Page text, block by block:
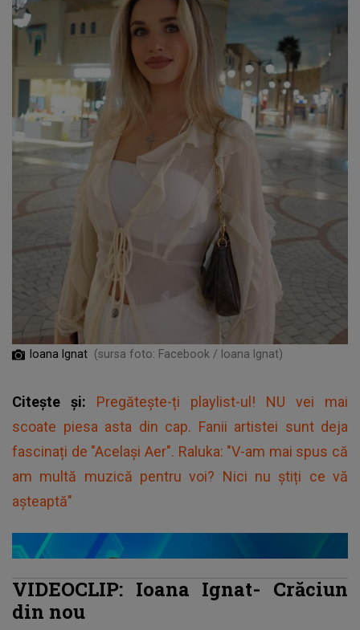
Ioana Ignat (sursa foto: Facebook / Ioana Ignat)
Citește și: Pregătește-ți playlist-ul! NU vei mai
scoate piesa asta din cap. Fanii artistei sunt deja
fascinați de "Același Aer". Raluka: "V-am mai spus că
am multă muzică pentru voi? Nici nu știți ce vă
așteaptă"
VIDEOCLIP: Ioana Ignat- Crăciun
din nou